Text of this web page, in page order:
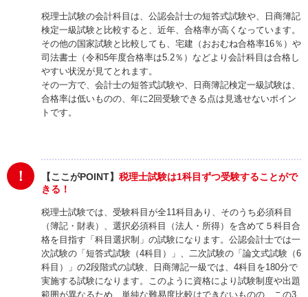
税理士試験の会計科目は、公認会計士の短答式試験や、日商簿記
検定一級試験と比較すると、近年、合格率が高くなっています。
その他の国家試験と比較しても、宅建（ おおむね合格率16％ ）や
司法書士（令和5年度合格率は5.2％）などより会計科目は合格し
やすい状況が見てとれます。
その一方で、会計士の短答式試験や、日商簿記検定一級試験は、
合格率は低いものの、年に2回受験できる点は見逃せないポイン
トです。
！ 【ここがPOINT】 税理士試験は1科目ずつ受験することがで
きる！
税理士試験では、受験科目が全11科目あり、そのうち必須科目
（簿記・財表）、選択必須科目（法人・所得）を含めて５科目合
格を目指す「科目選択制」の試験になります。公認会計士では一
次試験の「短答式試験（4科目）」、二次試験の「論文式試験（6
科目）」の2段階式の試験、日商簿記一級では、4科目を180分で
実施する試験になります。このように資格により試験制度や出題
範囲が異なるため、単純な難易度比較はできないものの、この3